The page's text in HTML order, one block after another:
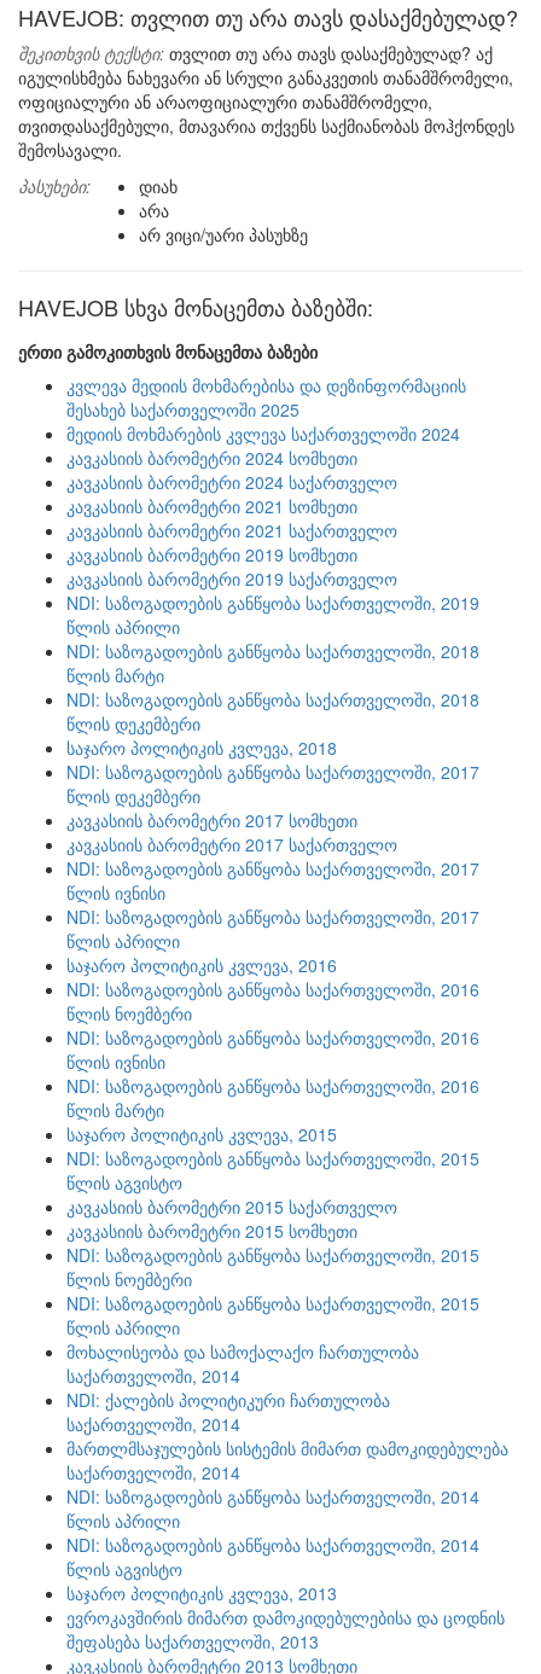
HAVEJOB: თვლით თუ არა თავს დასაქმებულად?
შეკითხვის ტექსტი: თვლით თუ არა თავს დასაქმებულად? აქ
იგულისხმება ნახევარი ან სრული განაკვეთის თანამშრომელი,
ოფიციალური ან არაოფიციალური თანამშრომელი,
თვითდასაქმებული, მთავარია თქვენს საქმიანობას მოჰქონდეს
შემოსავალი.
პასუხები:
დიახ
არა
არ ვიცი/უარი პასუხზე
HAVEJOB სხვა მონაცემთა ბაზებში:
ერთი გამოკითხვის მონაცემთა ბაზები
კვლევა მედიის მოხმარებისა და დეზინფორმაციის
შესახებ საქართველოში 2025
მედიის მოხმარების კვლევა საქართველოში 2024
კავკასიის ბარომეტრი 2024 სომხეთი
კავკასიის ბარომეტრი 2024 საქართველო
კავკასიის ბარომეტრი 2021 სომხეთი
კავკასიის ბარომეტრი 2021 საქართველო
კავკასიის ბარომეტრი 2019 სომხეთი
კავკასიის ბარომეტრი 2019 საქართველო
NDI: საზოგადოების განწყობა საქართველოში, 2019
წლის აპრილი
NDI: საზოგადოების განწყობა საქართველოში, 2018
წლის მარტი
NDI: საზოგადოების განწყობა საქართველოში, 2018
წლის დეკემბერი
საჯარო პოლიტიკის კვლევა, 2018
NDI: საზოგადოების განწყობა საქართველოში, 2017
წლის დეკემბერი
კავკასიის ბარომეტრი 2017 სომხეთი
კავკასიის ბარომეტრი 2017 საქართველო
NDI: საზოგადოების განწყობა საქართველოში, 2017
წლის ივნისი
NDI: საზოგადოების განწყობა საქართველოში, 2017
წლის აპრილი
საჯარო პოლიტიკის კვლევა, 2016
NDI: საზოგადოების განწყობა საქართველოში, 2016
წლის ნოემბერი
NDI: საზოგადოების განწყობა საქართველოში, 2016
წლის ივნისი
NDI: საზოგადოების განწყობა საქართველოში, 2016
წლის მარტი
საჯარო პოლიტიკის კვლევა, 2015
NDI: საზოგადოების განწყობა საქართველოში, 2015
წლის აგვისტო
კავკასიის ბარომეტრი 2015 საქართველო
კავკასიის ბარომეტრი 2015 სომხეთი
NDI: საზოგადოების განწყობა საქართველოში, 2015
წლის ნოემბერი
NDI: საზოგადოების განწყობა საქართველოში, 2015
წლის აპრილი
მოხალისეობა და სამოქალაქო ჩართულობა
საქართველოში, 2014
NDI: ქალების პოლიტიკური ჩართულობა
საქართველოში, 2014
მართლმსაჯულების სისტემის მიმართ დამოკიდებულება
საქართველოში, 2014
NDI: საზოგადოების განწყობა საქართველოში, 2014
წლის აპრილი
NDI: საზოგადოების განწყობა საქართველოში, 2014
წლის აგვისტო
საჯარო პოლიტიკის კვლევა, 2013
ევროკავშირის მიმართ დამოკიდებულებისა და ცოდნის
შეფასება საქართველოში, 2013
კავკასიის ბარომეტრი 2013 სომხეთი